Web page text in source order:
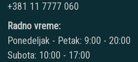
+381 11 7777 060
Radno vreme:
Ponedeljak - Petak: 9:00 - 20:00
Subota: 10:00 - 17:00